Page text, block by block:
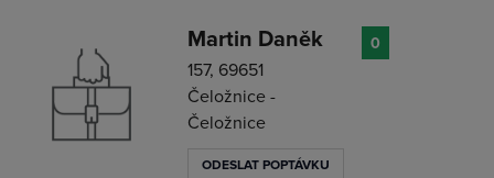
Martin Daněk
157, 69651
Čeložnice -
Čeložnice
ODESLAT POPTÁVKU
0